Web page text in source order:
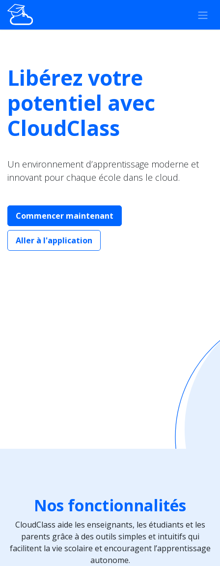
Se rendre au contenu
Libérez votre
potentiel avec
CloudClass
Un environnement d’apprentissage moderne et
innovant pour chaque école dans le cloud.
Commencer maintenant
Aller à l'application
Nos fonctionnalités
CloudClass aide les enseignants, les étudiants et les
parents grâce à des outils simples et intuitifs qui
facilitent la vie scolaire et encouragent l’apprentissage
autonome.